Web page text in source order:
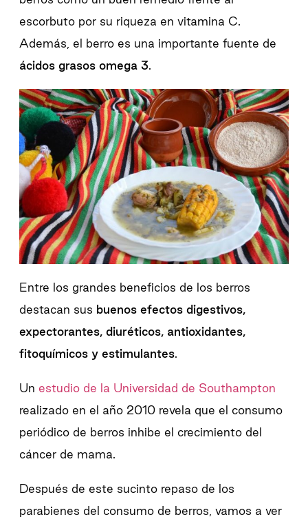
escorbuto por su riqueza en vitamina C.
Además, el berro es una importante fuente de
ácidos grasos omega 3.
Entre los grandes beneficios de los berros
destacan sus buenos efectos digestivos,
expectorantes, diuréticos, antioxidantes,
fitoquímicos y estimulantes.
Un estudio de la Universidad de Southampton
realizado en el año 2010 revela que el consumo
periódico de berros inhibe el crecimiento del
cáncer de mama.
Después de este sucinto repaso de los
parabienes del consumo de berros, vamos a ver